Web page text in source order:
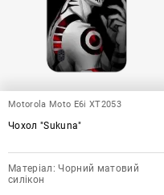
Motorola Moto E6i XT2053
Чохол "Sukuna"
Матеріал: Чорний матовий
силікон